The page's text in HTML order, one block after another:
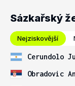
Sázkařský
Nejziskovější
Cerundolo
Obradovic